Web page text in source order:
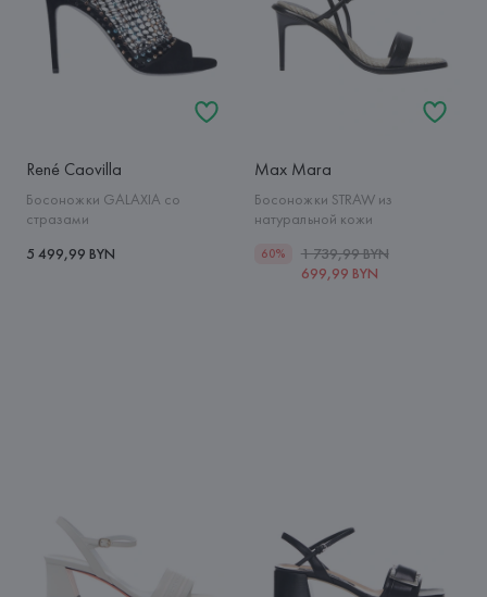
René Caovilla
Босоножки GALAXIA со
стразами
5 499,99 BYN
Max Mara
Босоножки STRAW из
натуральной кожи
60%
1 739,99 BYN
699,99 BYN